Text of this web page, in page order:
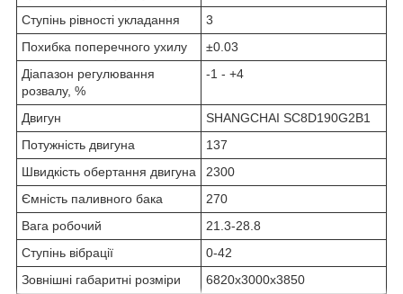
Ступінь рівності укладання
3
Похибка поперечного ухилу
±0.03
Діапазон регулювання
розвалу, %
-1 - +4
Двигун
SHANGCHAI SC8D190G2B1
Потужність двигуна
137
Швидкість обертання двигуна
2300
Ємність паливного бака
270
Вага робочий
21.3-28.8
Ступінь вібрації
0-42
Зовнішні габаритні розміри
6820x3000x3850